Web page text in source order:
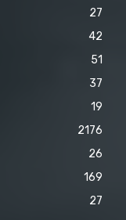
27
42
51
37
19
2176
26
169
27